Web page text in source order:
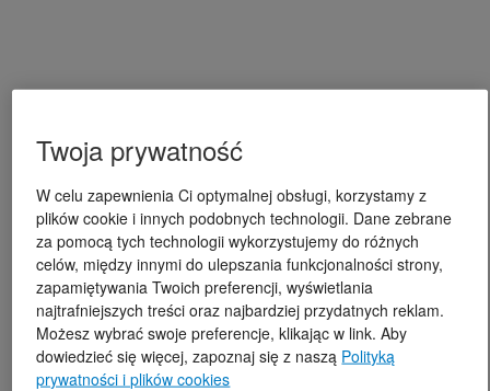
Twoja prywatność
W celu zapewnienia Ci optymalnej obsługi, korzystamy z
plików cookie i innych podobnych technologii. Dane zebrane
za pomocą tych technologii wykorzystujemy do różnych
celów, między innymi do ulepszania funkcjonalności strony,
zapamiętywania Twoich preferencji, wyświetlania
najtrafniejszych treści oraz najbardziej przydatnych reklam.
Możesz wybrać swoje preferencje, klikając w link. Aby
dowiedzieć się więcej, zapoznaj się z naszą Polityką
prywatności i plików cookies